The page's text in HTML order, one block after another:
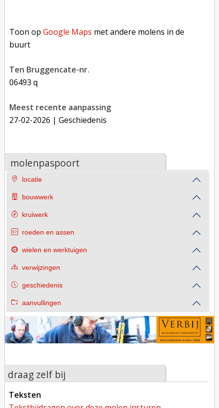
Toon opGoogle Maps met andere molens in de
buurt
Ten Bruggencate-nr.
06493 q
Meest recente aanpassing
27-02-2026 | Geschiedenis
molenpaspoort
locatie
bouwwerk
kruiwerk
roeden en assen
wielen en werktuigen
verwijzingen
geschiedenis
aanvullingen
draag zelf bij
teksten